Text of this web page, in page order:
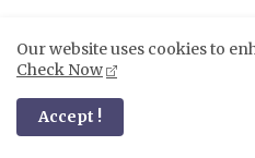
Our website uses cookies to
Check Now
Accept !